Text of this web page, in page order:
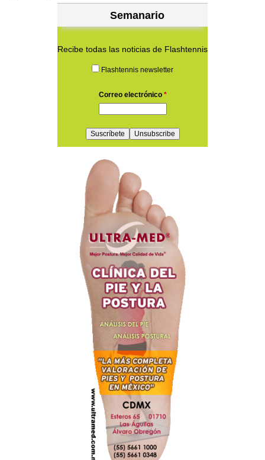
Semanario
Recibe todas las noticias de Flashtennis
Flashtennis newsletter
Correo electrónico *